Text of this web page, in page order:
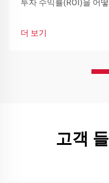
투자 수익률(ROI)을 어
더 보기
고객